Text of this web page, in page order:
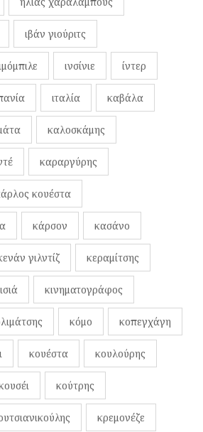
ιβάν γιούριτς
ινσίνιε ίντερ
ιταλία καβάλα
καλοσκάμης
καραργύρης
κουέστα
κάρσον κασάνο
γιλντίζ κεραμίτσης
κινηματογράφος
κόμο κοπεγχάγη
κουέστα κουλούρης
κούτρης
κρεμονέζε